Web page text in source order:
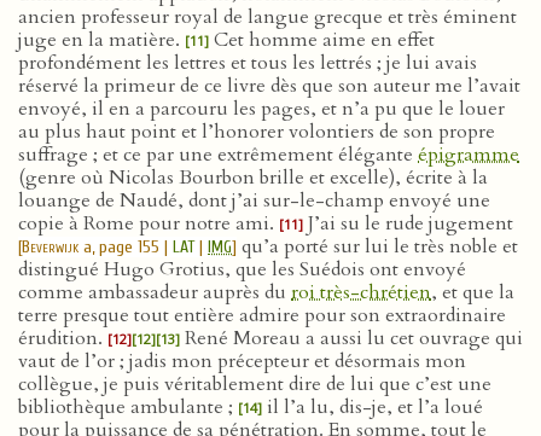
ancien professeur royal de langue grecque et très éminent
juge en la matière. [11] Cet homme aime en effet
profondément les lettres et tous les lettrés ; je lui avais
réservé la primeur de ce livre dès que son auteur me l’avait
envoyé, il en a parcouru les pages, et n’a pu que le louer
au plus haut point et l’honorer volontiers de son propre
suffrage ; et ce par une extrêmement élégante épigramme
(genre où Nicolas Bourbon brille et excelle), écrite à la
louange de Naudé, dont j’ai sur-le-champ envoyé une
copie à Rome pour notre ami. [11] J’ai su le rude jugement
[Beverwijk a, page 155 | LAT| IMG] qu’a porté sur lui le très noble et
distingué Hugo Grotius, que les Suédois ont envoyé
comme ambassadeur auprès du roi très-chrétien, et que la
terre presque tout entière admire pour son extraordinaire
érudition. [12][12][13] René Moreau a aussi lu cet ouvrage qui
vaut de l’or ; jadis mon précepteur et désormais mon
collègue, je puis véritablement dire de lui que c’est une
bibliothèque ambulante ; [14] il l’a lu, dis-je, et l’a loué
pour la puissance de sa pénétration. En somme, tout le